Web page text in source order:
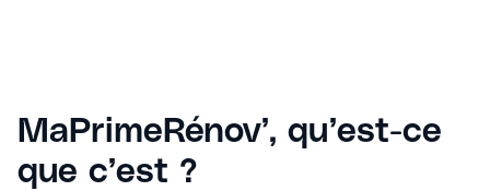
MaPrimeRénov’, qu’est-ce
que c’est ?